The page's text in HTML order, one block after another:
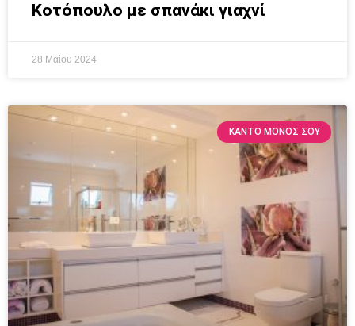
Κοτόπουλο με σπανάκι γιαχνί
28 Μαΐου 2024
ΚΆΝΤΟ ΜΌΝΟΣ ΣΟΥ